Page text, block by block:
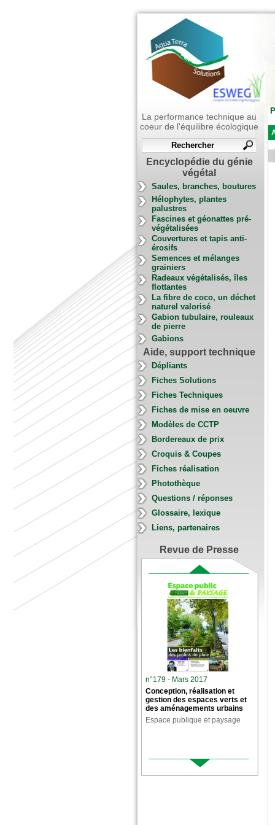
La performance technique au
coeur de l'équilibre écologique
Encyclopédie du génie
végétal
Saules, branches, boutures
Hélophytes, plantes
palustres
Fascines et géonattes pré-
végétalisées
Couvertures et tapis anti-
érosifs
Semences et mélanges
grainiers
Radeaux végétalisés, îles
flottantes
La fibre de coco, un déchet
naturel valorisé
Gabion tubulaire, rouleaux
de pierre
Gabions
Aide, support technique
Dépliants
Fiches Solutions
Fiches Techniques
Fiches de mise en oeuvre
Modèles de CCTP
Bordereaux de prix
Croquis & Coupes
Fiches réalisation
Photothèque
Questions / réponses
Glossaire, lexique
Liens, partenaires
Revue de Presse
n°179 - Mars 2017
Conception, réalisation et
gestion des espaces verts et
des aménagements urbains
Espace publique et paysage